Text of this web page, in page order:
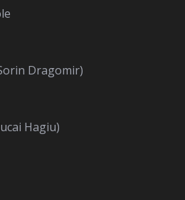
Dragomir)
Hagiu)